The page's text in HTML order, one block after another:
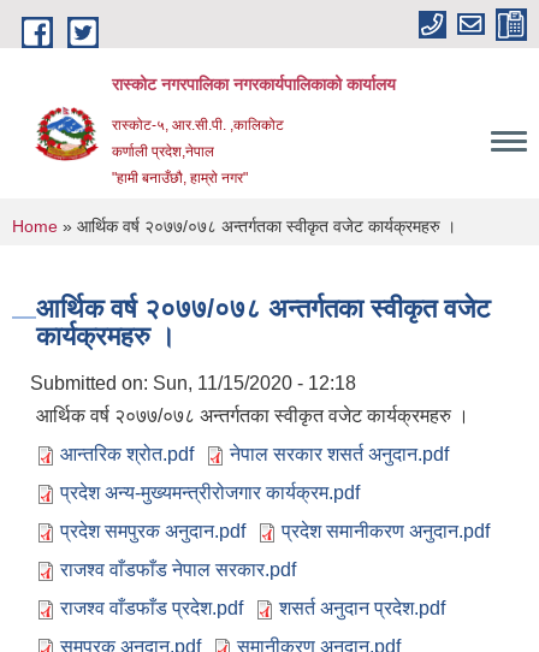
Skip to main content
रास्कोट नगरपालिका नगरकार्यपालिकाको कार्यालय
रास्कोट-५, आर.सी.पी. ,कालिकोट
कर्णाली प्रदेश,नेपाल
"हामी बनाउँछौ, हाम्रो नगर"
You are here
Home » आर्थिक वर्ष २०७७/०७८ अन्तर्गतका स्वीकृत वजेट कार्यक्रमहरु ।
आर्थिक वर्ष २०७७/०७८ अन्तर्गतका स्वीकृत वजेट
कार्यक्रमहरु ।
Submitted on: Sun, 11/15/2020 - 12:18
आर्थिक वर्ष २०७७/०७८ अन्तर्गतका स्वीकृत वजेट कार्यक्रमहरु ।
आन्तरिक श्रोत.pdf
नेपाल सरकार शसर्त अनुदान.pdf
प्रदेश अन्य-मुख्यमन्त्रीरोजगार कार्यक्रम.pdf
प्रदेश समपुरक अनुदान.pdf
प्रदेश समानीकरण अनुदान.pdf
राजश्व वाँडफाँड नेपाल सरकार.pdf
राजश्व वाँडफाँड प्रदेश.pdf
शसर्त अनुदान प्रदेश.pdf
समपुरक अनुदान.pdf
समानीकरण अनुदान.pdf